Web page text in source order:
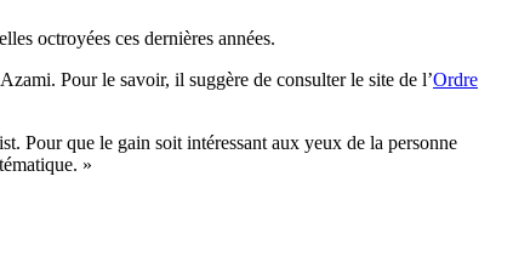
octroyées ces dernières années.
Pour le savoir, il suggère de consulter le site de l’Ordre
Pour que le gain soit intéressant aux yeux de la personne
»